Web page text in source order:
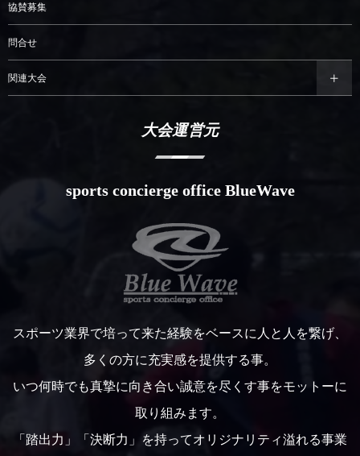
協賛募集
問合せ
関連大会
大会運営元
sports concierge office BlueWave
スポーツ業界で培って来た経験をベースに人と人を繋げ、
多くの方に充実感を提供する事。
いつ何時でも真摯に向き合い誠意を尽くす事をモットーに
取り組みます。
「踏出力」「決断力」を持ってオリジナリティ溢れる事業